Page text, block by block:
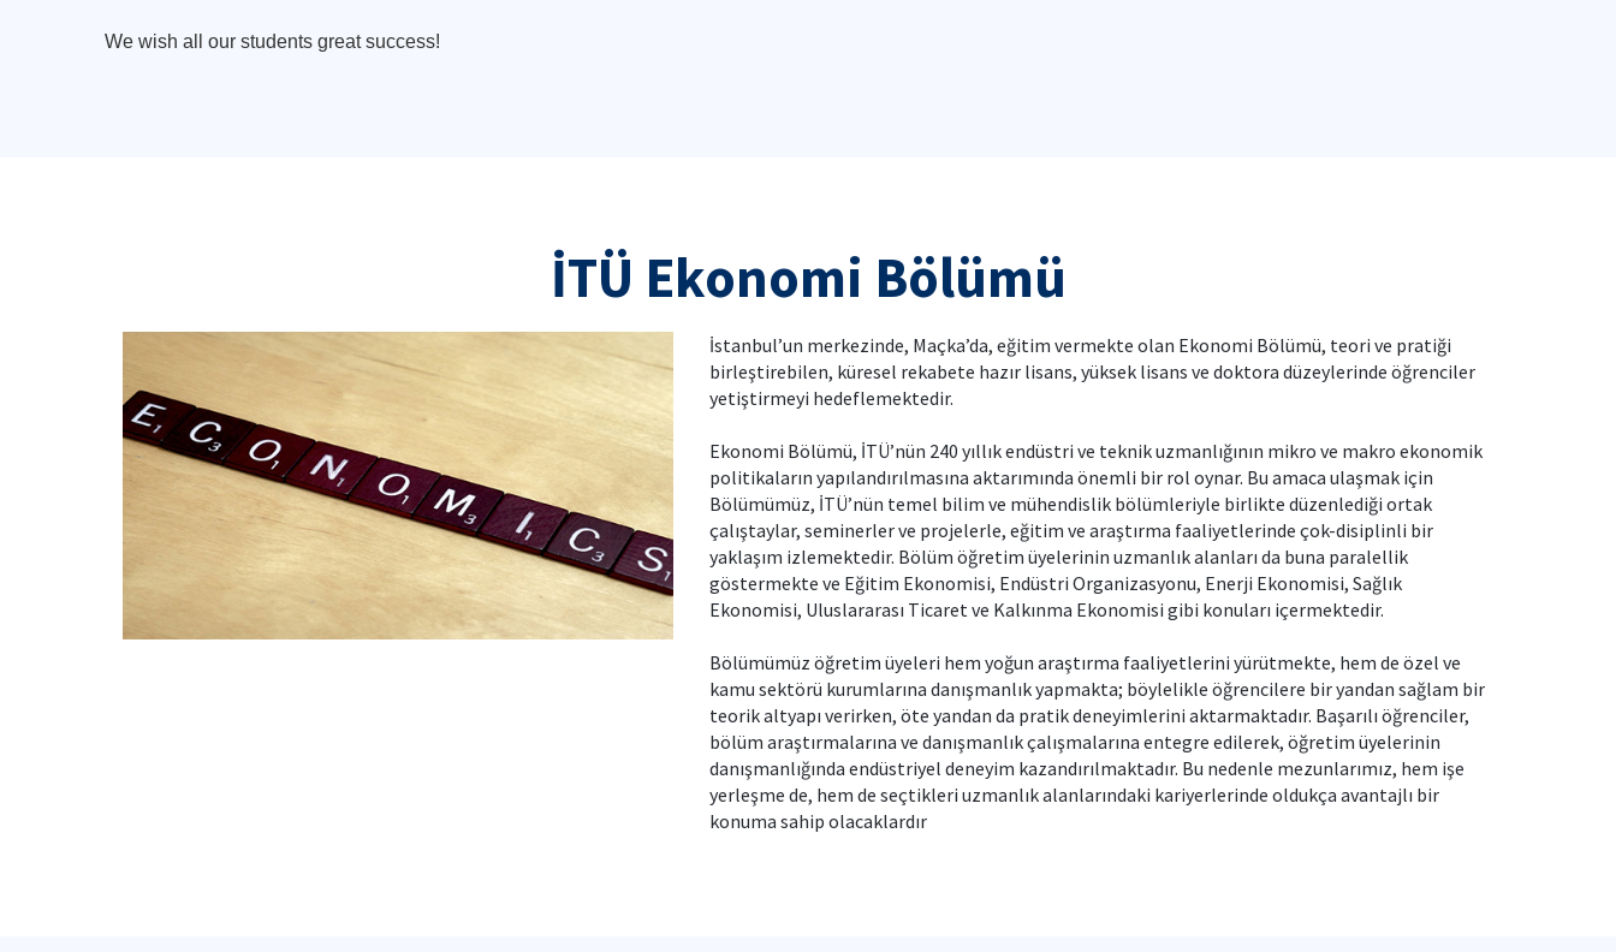
We wish all our students great success!
İTÜ Ekonomi Bölümü
İstanbul’un merkezinde, Maçka’da, eğitim vermekte olan Ekonomi Bölümü, teori ve pratiği
birleştirebilen, küresel rekabete hazır lisans, yüksek lisans ve doktora düzeylerinde öğrenciler
yetiştirmeyi hedeflemektedir.
Ekonomi Bölümü, İTÜ’nün 240 yıllık endüstri ve teknik uzmanlığının mikro ve makro ekonomik
politikaların yapılandırılmasına aktarımında önemli bir rol oynar. Bu amaca ulaşmak için
Bölümümüz, İTÜ’nün temel bilim ve mühendislik bölümleriyle birlikte düzenlediği ortak
çalıştaylar, seminerler ve projelerle, eğitim ve araştırma faaliyetlerinde çok-disiplinli bir
yaklaşım izlemektedir. Bölüm öğretim üyelerinin uzmanlık alanları da buna paralellik
göstermekte ve Eğitim Ekonomisi, Endüstri Organizasyonu, Enerji Ekonomisi, Sağlık
Ekonomisi, Uluslararası Ticaret ve Kalkınma Ekonomisi gibi konuları içermektedir.
Bölümümüz öğretim üyeleri hem yoğun araştırma faaliyetlerini yürütmekte, hem de özel ve
kamu sektörü kurumlarına danışmanlık yapmakta; böylelikle öğrencilere bir yandan sağlam bir
teorik altyapı verirken, öte yandan da pratik deneyimlerini aktarmaktadır. Başarılı öğrenciler,
bölüm araştırmalarına ve danışmanlık çalışmalarına entegre edilerek, öğretim üyelerinin
danışmanlığında endüstriyel deneyim kazandırılmaktadır. Bu nedenle mezunlarımız, hem işe
yerleşme de, hem de seçtikleri uzmanlık alanlarındaki kariyerlerinde oldukça avantajlı bir
konuma sahip olacaklardır